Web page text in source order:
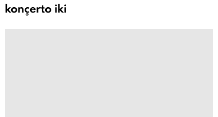
konçerto iki